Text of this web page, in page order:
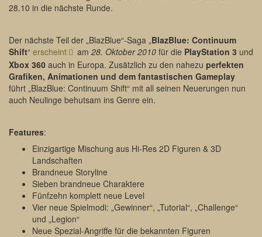
28.10 in die nächste Runde.
Der nächste Teil der „BlazBlue“-Saga „BlazBlue: Continuum
Shift“ erscheint am 28. Oktober 2010für die PlayStation 3 und
Xbox 360 auch in Europa. Zusätzlich zu den nahezu perfekten
Grafiken, Animationen und dem fantastischen Gameplay
führt „BlazBlue: Continuum Shift“ mit all seinen Neuerungen nun
auch Neulinge behutsam ins Genre ein.
Features:
Einzigartige Mischung aus Hi-Res 2D Figuren & 3D
Landschaften
Brandneue Storyline
Sieben brandneue Charaktere
Fünfzehn komplett neue Level
Vier neue Spielmodi: „Gewinner“, „Tutorial“, „Challenge“
und „Legion“
Neue Spezial-Angriffe für die bekannten Figuren